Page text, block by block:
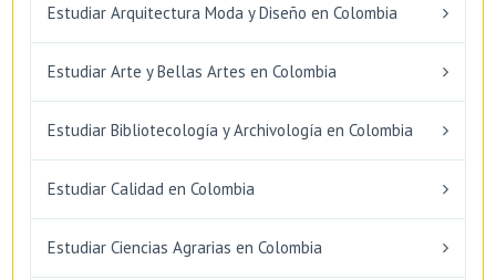
Estudiar Arquitectura Moda y Diseño en Colombia
Estudiar Arte y Bellas Artes en Colombia
Estudiar Bibliotecología y Archivología en Colombia
Estudiar Calidad en Colombia
Estudiar Ciencias Agrarias en Colombia